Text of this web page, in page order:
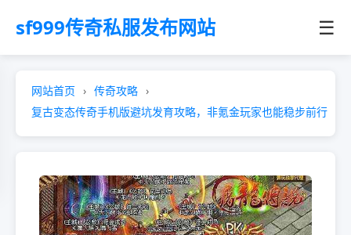
sf999传奇私服发布网站 ☰
网站首页
传奇攻略
复古变态传奇手机版避坑发育攻略，非氪金玩家也能稳步前行